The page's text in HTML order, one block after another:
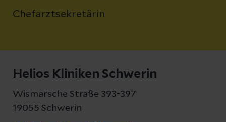
Chefarztsekretärin
Helios Kliniken Schwerin
Wismarsche Straße 393-397
19055 Schwerin